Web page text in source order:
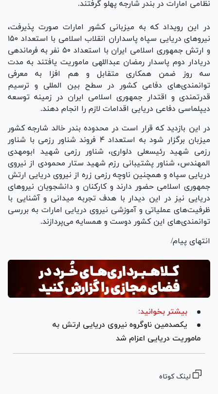
نظامی امارات در بندر شارجه پهلو گرفتند.
در این رویداد که به میزبانی کشور امارات صورت پذیرفت،
نیرو‌های دریایی سپاه پاسداران انقلاب اسلامی با استعداد ۱۵۰
و ارتش جمهوری اسلامی ایران با استعداد ۵۰ نفر به فرماندهی
دریادار دوم پاسدار رمضان عبداللهی ماموریت یافتند به مدت
سه روز ضمن همکاری متقابل و هم افزا به معرفی
توانمندی‌های دفاعی کشور در سطح بین المللی و ترسیم
قدرتمندی و اقتدار جمهوری اسلامی ایران در زمینه توسعه
دیپلماسی دفاعی دریایی اقدامات لازم را انجام دهند.
در این بازدید که قرار است در محدوده بندر خالد شارجه کشور
میزبان برگزار شود به استعداد ۴ فروند شناور رزمی با شناور
رزمی شهید رئیسعلی دلواری، شناور رزمی شهید ابومهدی
المهندس، شناور پشتیبانی رزم شهید ستار محمودی از نیروی
دریایی سپاه و همچنین ناوچه رزمی زره از نیروی دریایی ارتش
جمهوری اسلامی حضور دارند و کارکنان و دانشجویان نیرو‌های
دریایی نیز در این دیدار با هدف تجربه میدانی و آشنایی با
ظرفیت‌های عملیاتی و آموزشی نیروی دریایی امارات به بررسی
توانمندی‌های این کشور دوست و همسایه می‌پردازند.
انتهای پیام/
بیشتر بخوانید:
یکصدمین ناوگروه نیروی دریایی ارتش به
ماموریت دریایی اعزام شد
لینک کوتاه